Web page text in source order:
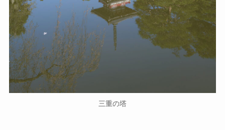
三重の塔